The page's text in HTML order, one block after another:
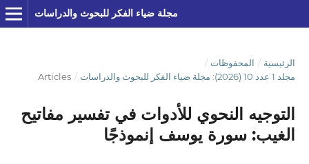
مجلة ضياء الفكر للبحوث والدراسات
الرئيسية / المحفوظات /
مجلد 1 عدد 10 (2026): مجلة ضياء الفكر للبحوث والدراسات
/
Articles
التوجيه النحوي للأدوات في تفسير مفاتيح
الغيب: سورة يوسف إنموذجًا